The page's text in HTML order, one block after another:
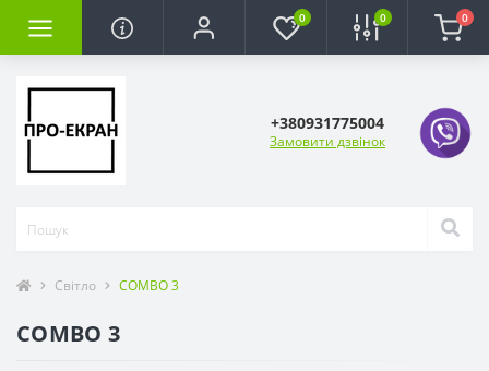
0 0 0
+380931775004
Замовити дзвінок
Світло COMBO 3
COMBO 3